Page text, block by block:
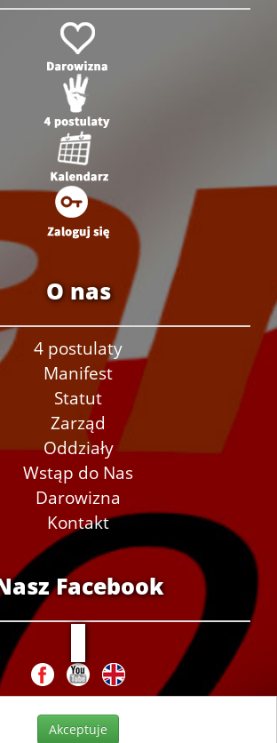
O nas
4 postulaty
Manifest
Statut
Zarząd
Oddziały
Wstąp do Nas
Darowizna
Kontakt
Facebook
Akceptuje